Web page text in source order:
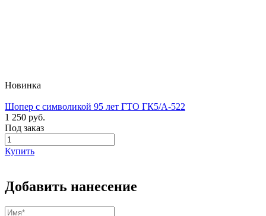
Новинка
Шопер с символикой 95 лет ГТО ГК5/А-522
1 250 руб.
Под заказ
Купить
Добавить нанесение